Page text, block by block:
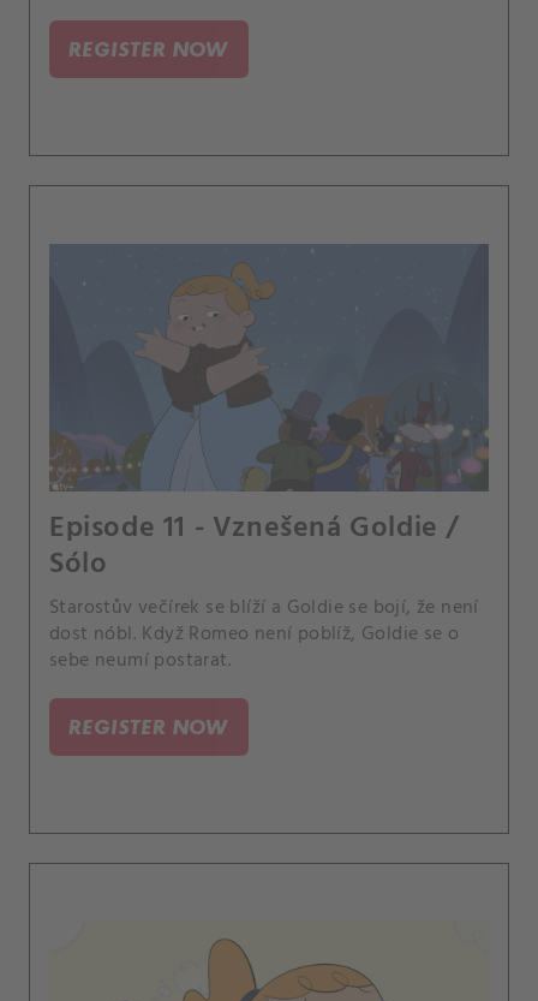
REGISTER NOW
Episode 11 - Vznešená Goldie /
Sólo
Starostův večírek se blíží a Goldie se bojí, že není
dost nóbl. Když Romeo není poblíž, Goldie se o
sebe neumí postarat.
REGISTER NOW